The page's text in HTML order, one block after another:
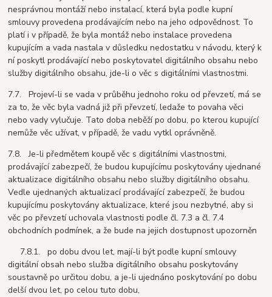
nesprávnou montáží nebo instalací, která byla podle kupní
smlouvy provedena prodávajícím nebo na jeho odpovědnost. To
platí i v případě, že byla montáž nebo instalace provedena
kupujícím a vada nastala v důsledku nedostatku v návodu, který k
ní poskytl prodávající nebo poskytovatel digitálního obsahu nebo
služby digitálního obsahu, jde-li o věc s digitálními vlastnostmi.
7.7. Projeví-li se vada v průběhu jednoho roku od převzetí, má se
za to, že věc byla vadná již při převzetí, ledaže to povaha věci
nebo vady vylučuje. Tato doba neběží po dobu, po kterou kupující
nemůže věc užívat, v případě, že vadu vytkl oprávněně.
7.8. Je-li předmětem koupě věc s digitálními vlastnostmi,
prodávající zabezpečí, že budou kupujícímu poskytovány ujednané
aktualizace digitálního obsahu nebo služby digitálního obsahu.
Vedle ujednaných aktualizací prodávající zabezpečí, že budou
kupujícímu poskytovány aktualizace, které jsou nezbytné, aby si
věc po převzetí uchovala vlastnosti podle čl. 7.3 a čl. 7.4
obchodních podmínek, a že bude na jejich dostupnost upozorněn
7.8.1. po dobu dvou let, mají-li být podle kupní smlouvy
digitální obsah nebo služba digitálního obsahu poskytovány
soustavně po určitou dobu, a je-li ujednáno poskytování po dobu
delší dvou let, po celou tuto dobu,